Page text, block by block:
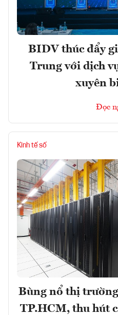
BIDV thúc đẩy
Trung với dịch
xuyên
Đọc
Kinh tế số
Bùng nổ thị
TP.HCM, thu hút